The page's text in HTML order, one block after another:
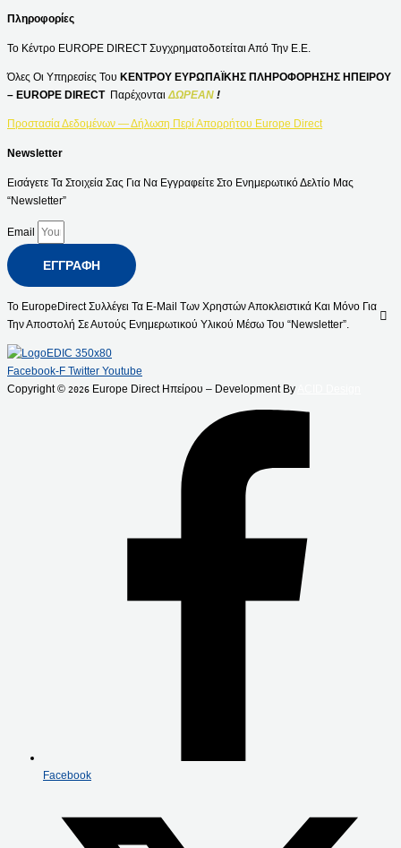
Πληροφορίες
Το Κέντρο EUROPE DIRECT Συγχρηματοδοτείται Από Την Ε.Ε.
Όλες Οι Υπηρεσίες Του ΚΕΝΤΡΟΥ ΕΥΡΩΠΑΪΚΗΣ ΠΛΗΡΟΦΟΡΗΣΗΣ ΗΠΕΙΡΟΥ
– EUROPE DIRECT Παρέχονται ΔΩΡΕΑΝ !
Προστασία Δεδομένων — Δήλωση Περί Απορρήτου Europe Direct
Newsletter
Εισάγετε Τα Στοιχεία Σας Για Να Εγγραφείτε Στο Ενημερωτικό Δελτίο Μας
“Newsletter”
Email
ΕΓΓΡΑΦΉ
Το EuropeDirect Συλλέγει Τα E-Mail Των Χρηστών Αποκλειστικά Και Μόνο Για
Την Αποστολή Σε Αυτούς Ενημερωτικού Υλικού Μέσω Του “Newsletter”.
Facebook-F Twitter Youtube
Copyright © 2026 Europe Direct Ηπείρου – Development By
Facebook